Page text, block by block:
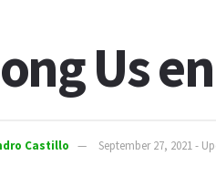
Us
Castillo September 27, 2021 -